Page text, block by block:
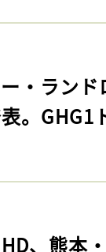
ー・ラン
。GHG1
HD、熊本